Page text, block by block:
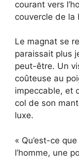
courant vers
couvercle de la
Le magnat se
paraissait plus
peut-être. Un
coûteuse au
impeccable, et
col de son
luxe.
« Qu’est-ce
l’homme, une